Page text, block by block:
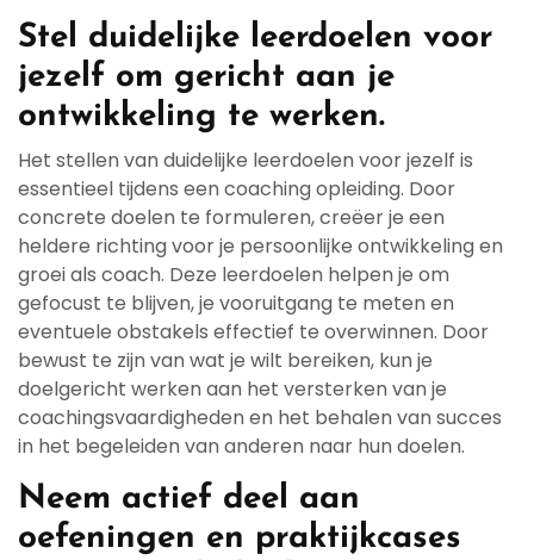
Stel duidelijke leerdoelen voor
jezelf om gericht aan je
ontwikkeling te werken.
Het stellen van duidelijke leerdoelen voor jezelf is
essentieel tijdens een coaching opleiding. Door
concrete doelen te formuleren, creëer je een
heldere richting voor je persoonlijke ontwikkeling en
groei als coach. Deze leerdoelen helpen je om
gefocust te blijven, je vooruitgang te meten en
eventuele obstakels effectief te overwinnen. Door
bewust te zijn van wat je wilt bereiken, kun je
doelgericht werken aan het versterken van je
coachingsvaardigheden en het behalen van succes
in het begeleiden van anderen naar hun doelen.
Neem actief deel aan
oefeningen en praktijkcases